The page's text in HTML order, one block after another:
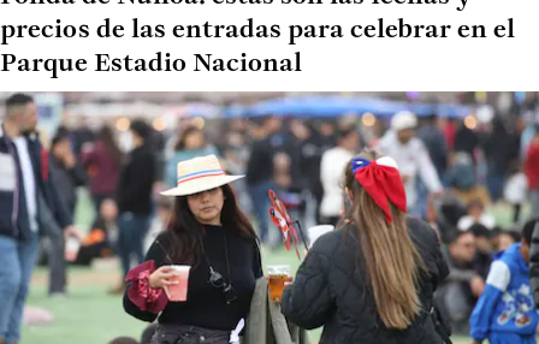
precios de las entradas para celebrar en el
Parque Estadio Nacional